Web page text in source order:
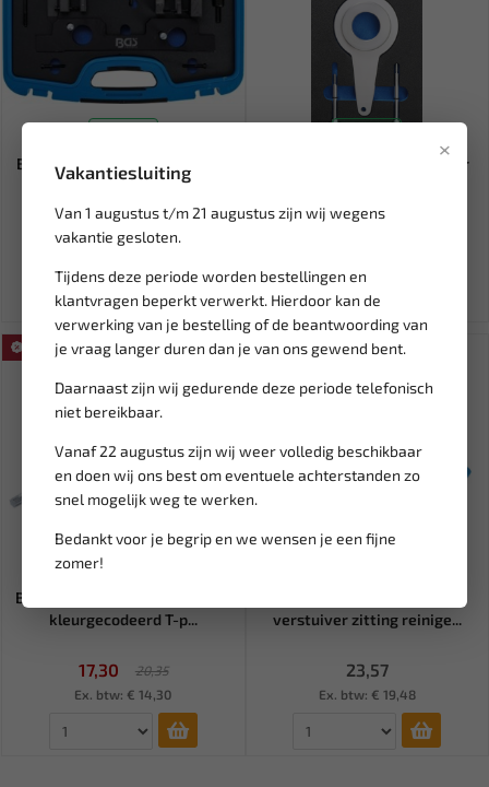
×
Vakantiesluiting
Van 1 augustus t/m 21 augustus zijn wij wegens
vakantie gesloten.
Tijdens deze periode worden bestellingen en
klantvragen beperkt verwerkt. Hierdoor kan de
verwerking van je bestelling of de beantwoording van
je vraag langer duren dan je van ons gewend bent.
Daarnaast zijn wij gedurende deze periode telefonisch
niet bereikbaar.
Vanaf 22 augustus zijn wij weer volledig beschikbaar
en doen wij ons best om eventuele achterstanden zo
snel mogelijk weg te werken.
Bedankt voor je begrip en we wensen je een fijne
zomer!
BGS Timingset voor BMW N20
/ N26 - 62637 62637
305,00
377,51
BGS Tooltray trillingsdemper
Leverbaar
BGS Stiftsleutel set extra lang
kleurgecodeerd T-p...
17,30
20,35
Ex. btw: € 14,30
verstuiver zitting reinige...
23,57
Ex. btw: € 19,48